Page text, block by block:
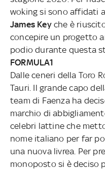
woking si sono affidati
James Keyche è
concepire un progetto
podio durante questa
FORMULA1
Dalle ceneri della Toro
Tauri. Il grande capo
team di Faenza ha
marchio di
celebri lattine che
nome italiano per far
una nuova livrea. Per
monoposto si è deciso